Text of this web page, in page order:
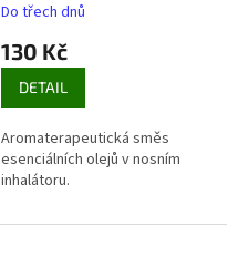
Do třech dnů
130 Kč
DETAIL
Aromaterapeutická směs
esenciálních olejů v nosním
inhalátoru.